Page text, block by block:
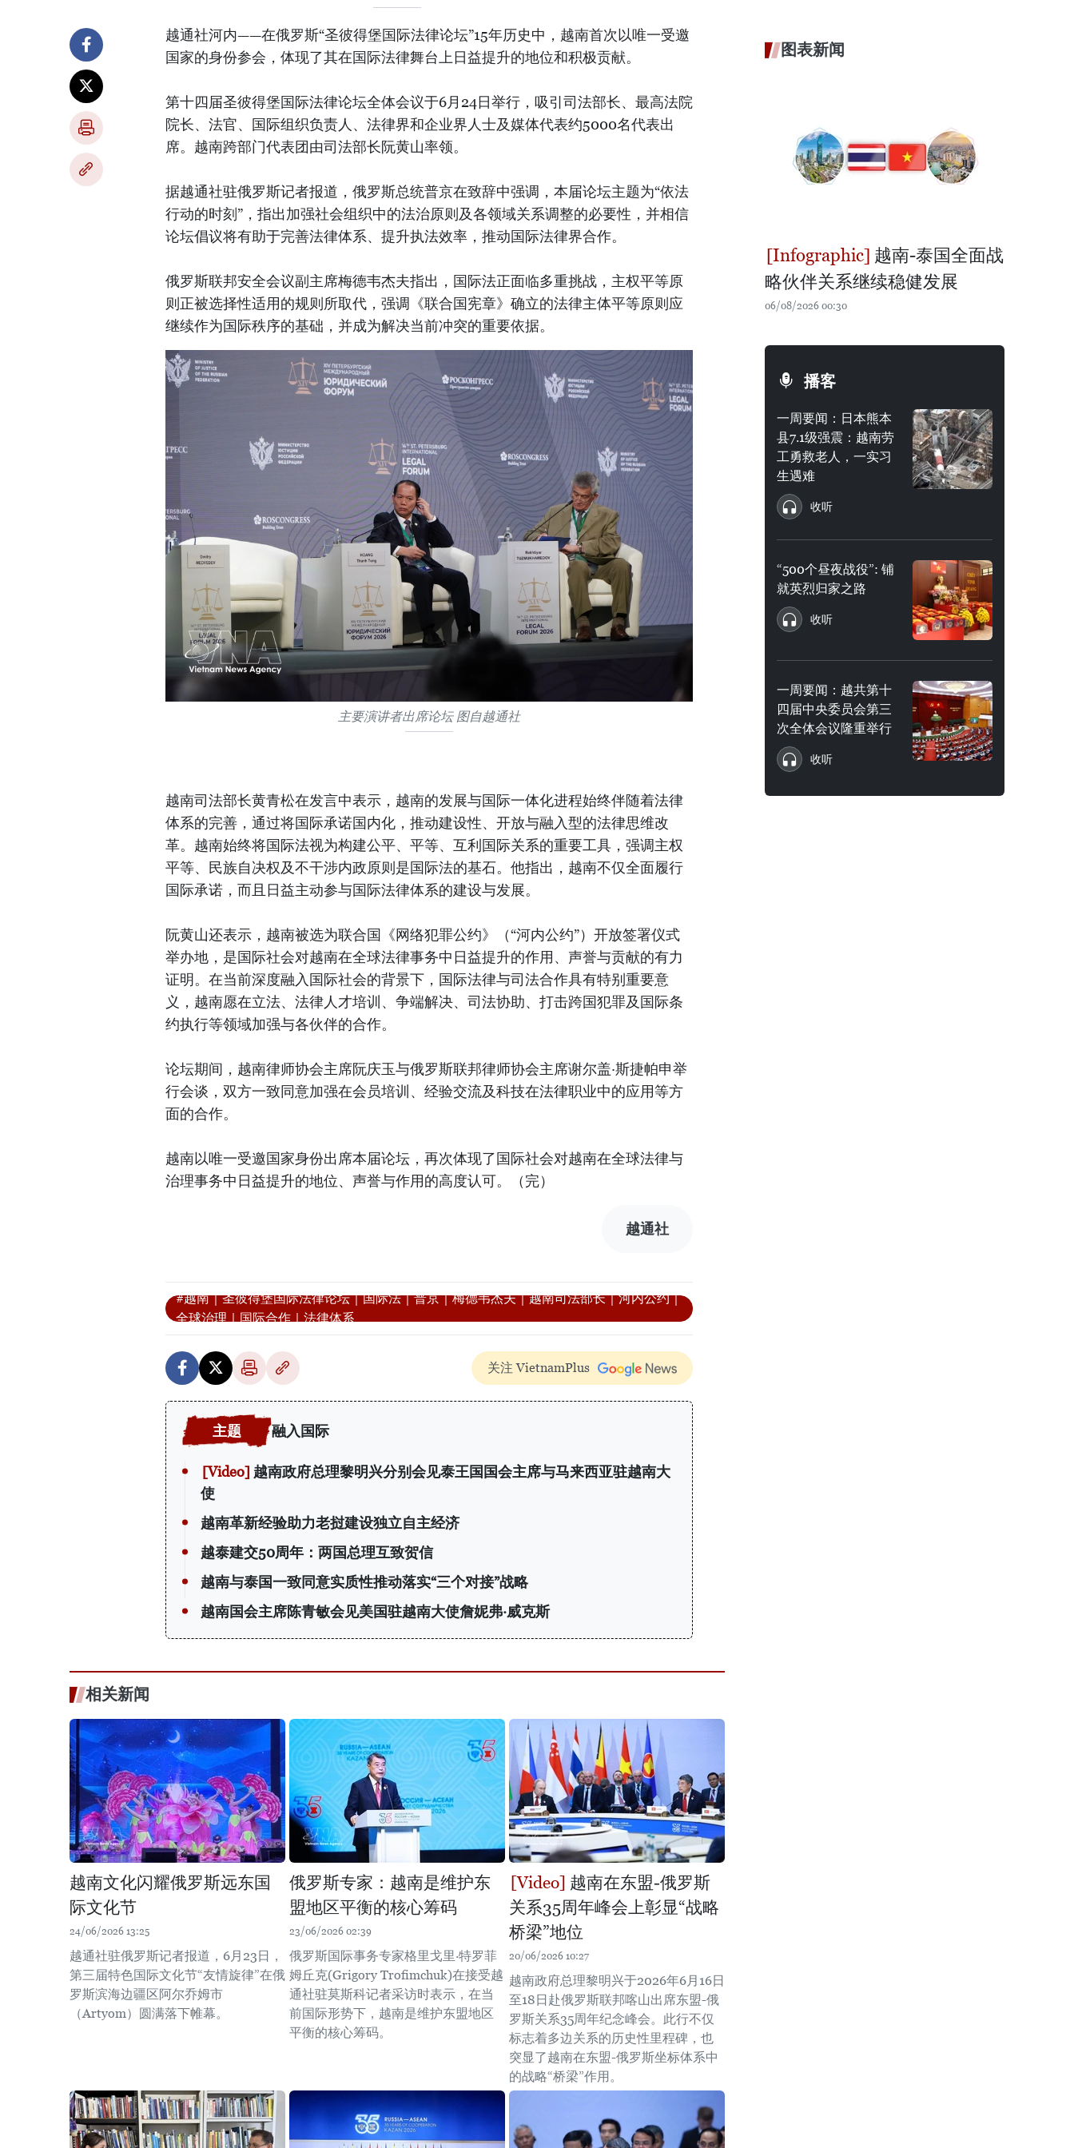
越通社河内——在俄罗斯“圣彼得堡国际法律论坛”15年历史中，越南首次以唯一受邀
国家的身份参会，体现了其在国际法律舞台上日益提升的地位和积极贡献。
第十四届圣彼得堡国际法律论坛全体会议于6月24日举行，吸引司法部长、最高法院
院长、法官、国际组织负责人、法律界和企业界人士及媒体代表约5000名代表出
席。越南跨部门代表团由司法部长阮黄山率领。
据越通社驻俄罗斯记者报道，俄罗斯总统普京在致辞中强调，本届论坛主题为“依法
行动的时刻”，指出加强社会组织中的法治原则及各领域关系调整的必要性，并相信
论坛倡议将有助于完善法律体系、提升执法效率，推动国际法律界合作。
俄罗斯联邦安全会议副主席梅德韦杰夫指出，国际法正面临多重挑战，主权平等原
则正被选择性适用的规则所取代，强调《联合国宪章》确立的法律主体平等原则应
继续作为国际秩序的基础，并成为解决当前冲突的重要依据。
主要演讲者出席论坛 图自越通社
越南司法部长黄青松在发言中表示，越南的发展与国际一体化进程始终伴随着法律
体系的完善，通过将国际承诺国内化，推动建设性、开放与融入型的法律思维改
革。越南始终将国际法视为构建公平、平等、互利国际关系的重要工具，强调主权
平等、民族自决权及不干涉内政原则是国际法的基石。他指出，越南不仅全面履行
国际承诺，而且日益主动参与国际法律体系的建设与发展。
阮黄山还表示，越南被选为联合国《网络犯罪公约》（“河内公约”）开放签署仪式
举办地，是国际社会对越南在全球法律事务中日益提升的作用、声誉与贡献的有力
证明。在当前深度融入国际社会的背景下，国际法律与司法合作具有特别重要意
义，越南愿在立法、法律人才培训、争端解决、司法协助、打击跨国犯罪及国际条
约执行等领域加强与各伙伴的合作。
论坛期间，越南律师协会主席阮庆玉与俄罗斯联邦律师协会主席谢尔盖·斯捷帕申举
行会谈，双方一致同意加强在会员培训、经验交流及科技在法律职业中的应用等方
面的合作。
越南以唯一受邀国家身份出席本届论坛，再次体现了国际社会对越南在全球法律与
治理事务中日益提升的地位、声誉与作用的高度认可。（完）
越通社
#越南｜圣彼得堡国际法律论坛｜国际法｜普京｜梅德韦杰夫｜越南司法部长｜河内公约｜
全球治理｜国际合作｜法律体系
关注 VietnamPlus
融入国际
越南政府总理黎明兴分别会见泰王国国会主席与马来西亚驻越南大
使
越南革新经验助力老挝建设独立自主经济
越泰建交50周年：两国总理互致贺信
越南与泰国一致同意实质性推动落实“三个对接”战略
越南国会主席陈青敏会见美国驻越南大使詹妮弗·威克斯
相关新闻
越南文化闪耀俄罗斯远东国
际文化节
24/06/2026 13:25
越通社驻俄罗斯记者报道，6月23日，
第三届特色国际文化节“友情旋律”在俄
罗斯滨海边疆区阿尔乔姆市
（Artyom）圆满落下帷幕。
俄罗斯专家：越南是维护东
盟地区平衡的核心筹码
23/06/2026 02:39
俄罗斯国际事务专家格里戈里·特罗菲
姆丘克(Grigory Trofimchuk)在接受越
通社驻莫斯科记者采访时表示，在当
前国际形势下，越南是维护东盟地区
平衡的核心筹码。
越南在东盟-俄罗斯
关系35周年峰会上彰显“战略
桥梁”地位
20/06/2026 10:27
越南政府总理黎明兴于2026年6月16日
至18日赴俄罗斯联邦喀山出席东盟-俄
罗斯关系35周年纪念峰会。此行不仅
标志着多边关系的历史性里程碑，也
突显了越南在东盟-俄罗斯坐标体系中
的战略“桥梁”作用。
图表新闻
越南-泰国全面战
略伙伴关系继续稳健发展
06/08/2026 00:30
播客
一周要闻：日本熊本
县7.1级强震：越南劳
工勇救老人，一实习
生遇难
收听
“500个昼夜战役”: 铺
就英烈归家之路
收听
一周要闻：越共第十
四届中央委员会第三
次全体会议隆重举行
收听